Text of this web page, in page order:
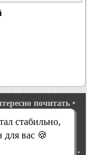
почитать •
Мондео 1 и 2
4 •Эскорт 5
•
стабильно,
для вас 🍪